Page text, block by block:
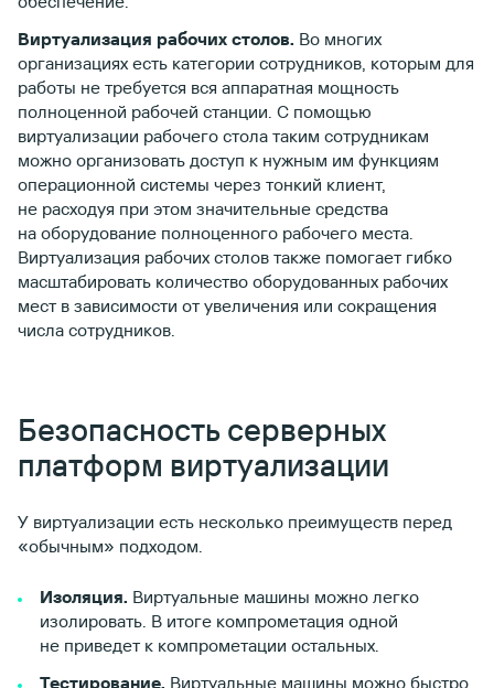
Виртуализация рабочих столов. Во многих
организациях есть категории сотрудников, которым для
работы не требуется вся аппаратная мощность
полноценной рабочей станции. С помощью
виртуализации рабочего стола таким сотрудникам
можно организовать доступ к нужным им функциям
операционной системы через тонкий клиент,
не расходуя при этом значительные средства
на оборудование полноценного рабочего места.
Виртуализация рабочих столов также помогает гибко
масштабировать количество оборудованных рабочих
мест в зависимости от увеличения или сокращения
числа сотрудников.
Безопасность серверных
платформ виртуализации
У виртуализации есть несколько преимуществ перед
«обычным» подходом.
Изоляция. Виртуальные машины можно легко
изолировать. В итоге компрометация одной
не приведет к компрометации остальных.
Тестирование. Виртуальные машины можно быстро